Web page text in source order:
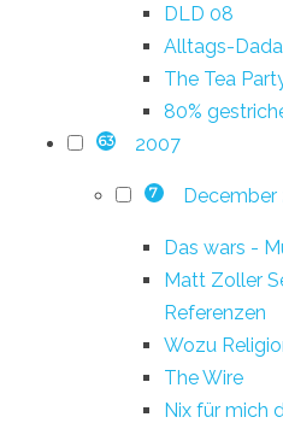
DLD 08
Alltags-Dada
The Tea
80%
63 2007
7 December
Das wars -
Matt Zoller
Referenzen
Wozu
The Wire
Nix für mich